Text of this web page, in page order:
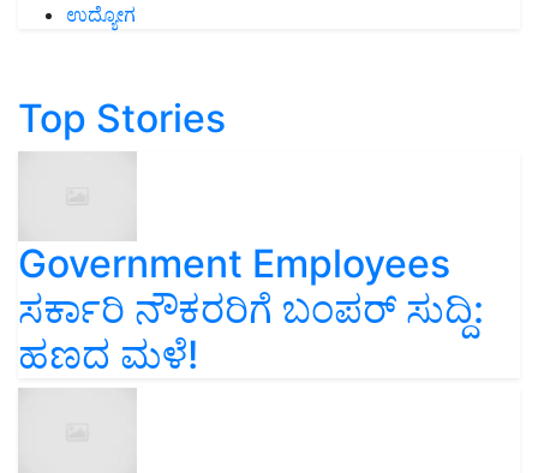
ಉದ್ಯೋಗ
Top Stories
Government Employees
ಸರ್ಕಾರಿ ನೌಕರರಿಗೆ ಬಂಪರ್‌ ಸುದ್ದಿ:
ಹಣದ ಮಳೆ!